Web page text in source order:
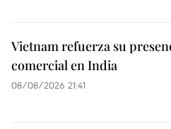
Vietnam refuerza su
comercial en India
08/08/2026 21:41